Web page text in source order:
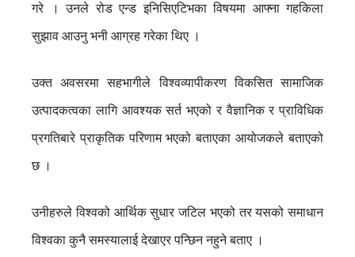
गरे । उनले रोड एन्ड इनिसिएटिभका विषयमा आफ्ना गहकिला
सुझाव आउनु भनी आग्रह गरेका थिए ।
उक्त अवसरमा सहभागीले विश्वव्यापीकरण विकसित सामाजिक
उत्पादकत्वका लागि आवश्यक सर्त भएको र वैज्ञानिक र प्राविधिक
प्रगतिबारे प्राकृतिक परिणाम भएको बताएका आयोजकले बताएको
छ ।
उनीहरुले विश्वको आर्थिक सुधार जटिल भएको तर यसको समाधान
विश्वका कुनै समस्यालाई देखाएर पन्छिन नहुने बताए ।